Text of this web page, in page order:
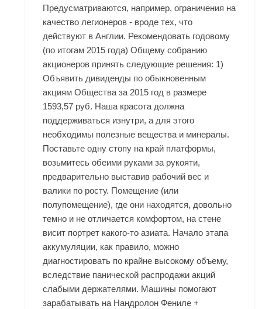
Предусматриваются, например, ограничения на
качество легионеров - вроде тех, что
действуют в Англии. Рекомендовать годовому
(по итогам 2015 года) Общему собранию
акционеров принять следующие решения: 1)
Объявить дивиденды по обыкновенным
акциям Общества за 2015 год в размере
1593,57 руб. Наша красота должна
поддерживаться изнутри, а для этого
необходимы полезные вещества и минералы.
Поставьте одну стопу на край платформы,
возьмитесь обеими руками за рукояти,
предварительно выставив рабочий вес и
валики по росту. Помещение (или
полупомещение), где они находятся, довольно
темно и не отличается комфортом, на стене
висит портрет какого-то азиата. Начало этапа
аккумуляции, как правило, можно
диагностировать по крайне высокому объему,
вследствие панической распродажи акций
слабыми держателями. Машины помогают
зарабатывать на Нандролон Фениле +